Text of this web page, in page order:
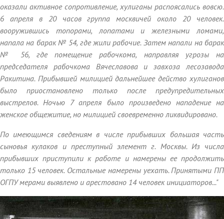
оказали активное сопротивление, хулиганы распоясались вовсю.
6 апреля в 20 часов группа москвичей около 20 человек.
вооружившись топорами, лопатами и железными ломами,
напала на барак № 54, где жили рабочие. Затем напали на барак
№ 56, где помещение рабочкома, направляя угрозы на
председателя рабочкома Вячеславова и завхоза лесозавода
Ракитина. Прибывшей милицией дальнейшее действо хулиганов
было приостановлено только после предупредительных
выстрелов. Ночью 7 апреля было произведено нападение на
женское общежитие, но милицией своевременно ликвидировано.
По имеющимся сведениям в числе прибывших большая часть
сыновья кулаков и преступный элемент г. Москвы. Из числа
прибывших приступили к работе и намерены ее продолжить
только 15 человек. Остальные намерены уехать. Принятыми ПП
ОГПУ мерами выявлено и арестовано 14 человек инициаторов..."